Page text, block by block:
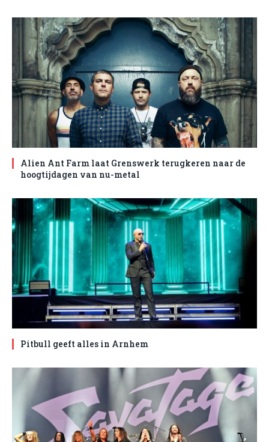
Alien Ant Farm laat Grenswerk terugkeren naar de
hoogtijdagen van nu-metal
Pitbull geeft alles in Arnhem